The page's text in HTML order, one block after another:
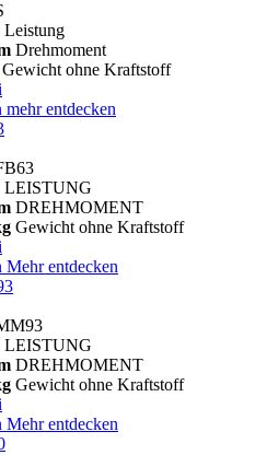
Leistung
Drehmoment
Gewicht ohne Kraftstoff
mehr entdecken
LEISTUNG
DREHMOMENT
Gewicht ohne Kraftstoff
Mehr entdecken
LEISTUNG
DREHMOMENT
Gewicht ohne Kraftstoff
Mehr entdecken